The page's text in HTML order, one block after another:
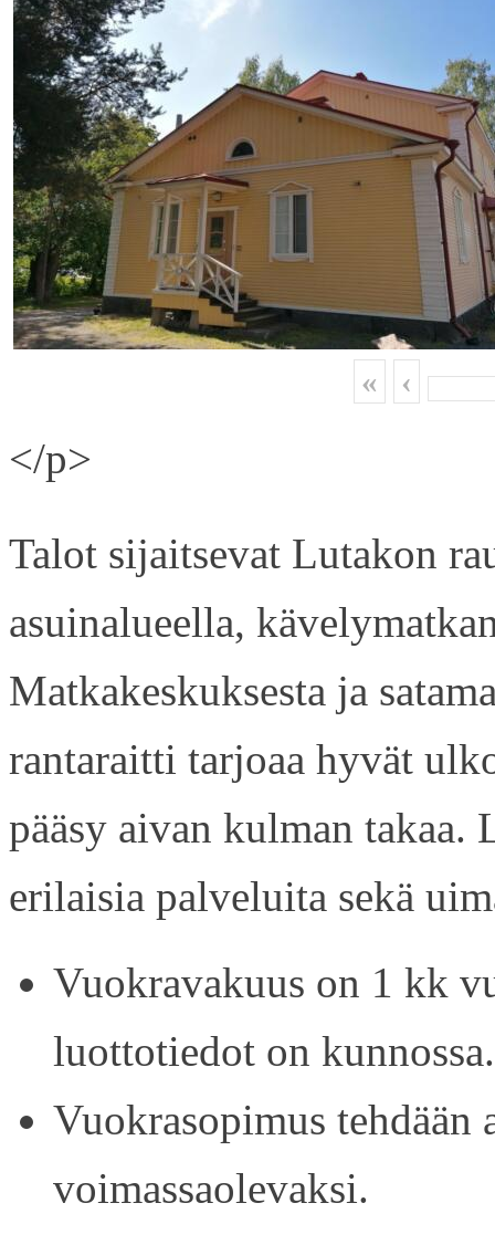
« ‹
</p>
Talot sijaitsevat Lutakon
asuinalueella,
Matkakeskuksesta ja
rantaraitti tarjoaa hyvät
pääsy aivan kulman
erilaisia palveluita sekä
Vuokravakuus on 1 kk
luottotiedot on kunnossa.
Vuokrasopimus tehdään
voimassaolevaksi.